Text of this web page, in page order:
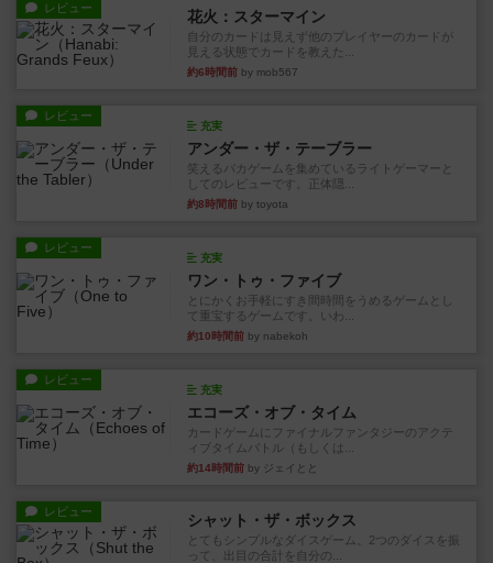
レビュー 花火：スターマイン
自分のカードは見えず他のプレイヤーのカードが
見える状態でカードを教えた...
約6時間前 by mob567
レビュー
充実
アンダー・ザ・テーブラー
笑えるバカゲームを集めているライトゲーマーと
してのレビューです。正体隠...
約8時間前 by toyota
レビュー
充実
ワン・トゥ・ファイブ
とにかくお手軽にすき間時間をうめるゲームとし
て重宝するゲームです。いわ...
約10時間前 by nabekoh
レビュー
充実
エコーズ・オブ・タイム
カードゲームにファイナルファンタジーのアクテ
ィブタイムバトル（もしくは...
約14時間前 by ジェイとと
レビュー シャット・ザ・ボックス
とてもシンプルなダイスゲーム。2つのダイスを振
って、出目の合計を自分の...